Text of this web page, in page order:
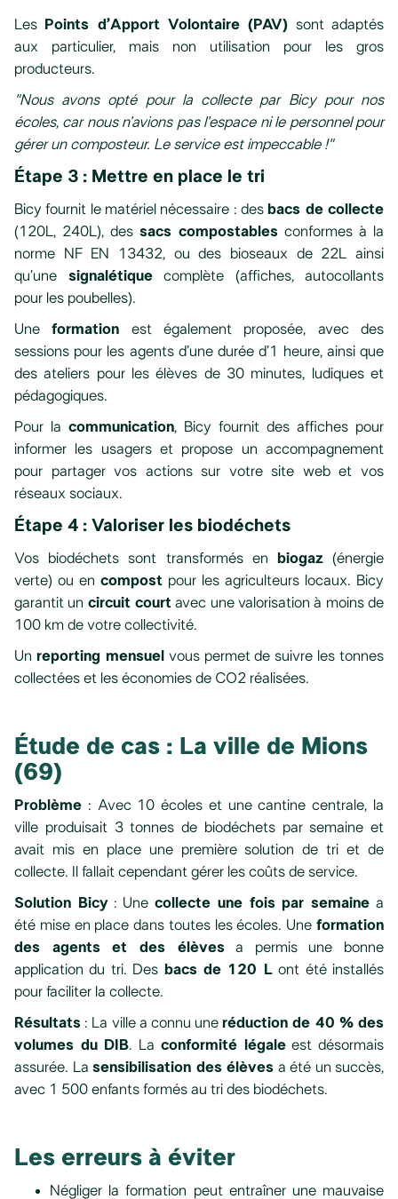
Les Points d’Apport Volontaire (PAV) sont adaptés
aux particulier, mais non utilisation pour les gros
producteurs.
"Nous avons opté pour la collecte par Bicy pour nos
écoles, car nous n’avions pas l’espace ni le personnel pour
gérer un composteur. Le service est impeccable !"
Étape 3 : Mettre en place le tri
Bicy fournit le matériel nécessaire : des bacs de collecte
(120L, 240L), des sacs compostables conformes à la
norme NF EN 13432, ou des bioseaux de 22L ainsi
qu’une signalétiquecomplète (affiches, autocollants
pour les poubelles).
Uneformation est également proposée, avec des
sessions pour les agents d’une durée d’1 heure, ainsi que
des ateliers pour les élèves de 30 minutes, ludiques et
pédagogiques.
Pour la communication, Bicy fournit des affiches pour
informer les usagers et propose un accompagnement
pour partager vos actions sur votre site web et vos
réseaux sociaux.
Étape 4 : Valoriser les biodéchets
Vos biodéchets sont transformés en biogaz(énergie
verte) ou en compost pour les agriculteurs locaux. Bicy
garantit un circuit court avec une valorisation à moins de
100 km de votre collectivité.
Un reporting mensuel vous permet de suivre les tonnes
collectées et les économies de CO2 réalisées.
Étude de cas : La ville de Mions
(69)
Problème : Avec 10 écoles et une cantine centrale, la
ville produisait 3 tonnes de biodéchets par semaine et
avait mis en place une première solution de tri et de
collecte. Il fallait cependant gérer les coûts de service.
Solution Bicy: Unecollecte une fois par semaine a
été mise en place dans toutes les écoles. Une formation
des agents et des élèvesa permis une bonne
application du tri. Des bacs de 120 Lont été installés
pour faciliter la collecte.
Résultats : La ville a connu uneréduction de 40 % des
volumes du DIB. La conformité légaleest désormais
assurée. La sensibilisation des élèves a été un succès,
avec 1 500 enfants formés au tri des biodéchets.
Les erreurs à éviter
Négliger la formation peut entraîner une mauvaise